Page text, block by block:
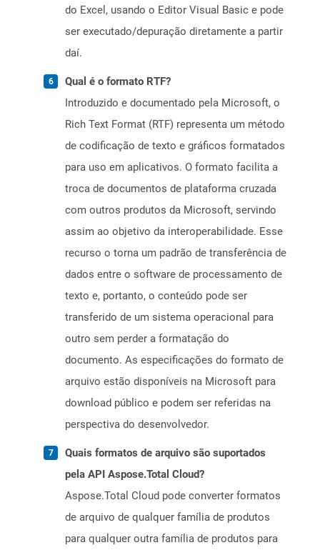
do Excel, usando o Editor Visual Basic e pode
ser executado/depuração diretamente a partir
daí.
Qual é o formato RTF?
Introduzido e documentado pela Microsoft, o
Rich Text Format (RTF) representa um método
de codificação de texto e gráficos formatados
para uso em aplicativos. O formato facilita a
troca de documentos de plataforma cruzada
com outros produtos da Microsoft, servindo
assim ao objetivo da interoperabilidade. Esse
recurso o torna um padrão de transferência de
dados entre o software de processamento de
texto e, portanto, o conteúdo pode ser
transferido de um sistema operacional para
outro sem perder a formatação do
documento. As especificações do formato de
arquivo estão disponíveis na Microsoft para
download público e podem ser referidas na
perspectiva do desenvolvedor.
Quais formatos de arquivo são suportados
pela API Aspose.Total Cloud?
Aspose.Total Cloud pode converter formatos
de arquivo de qualquer família de produtos
para qualquer outra família de produtos para